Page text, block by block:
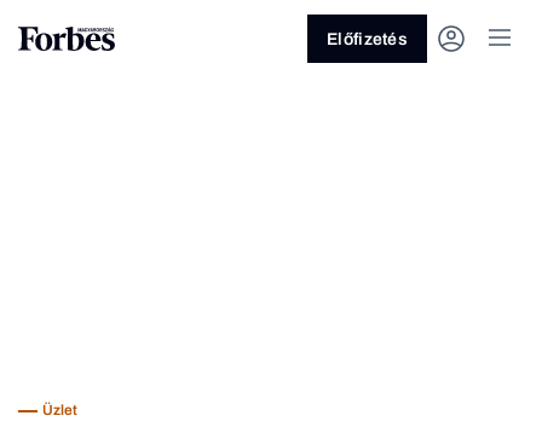
Előfizetés
Üzlet